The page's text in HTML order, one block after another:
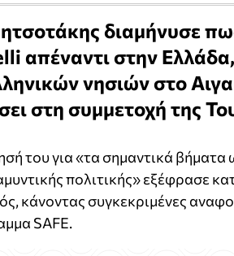
διαμήνυσε
απέναντι στην
νησιών στο
στη συμμετοχή της
του για «τα σημαντικά βήματα
πολιτικής» εξέφρασε
κάνοντας συγκεκριμένες
SAFE.